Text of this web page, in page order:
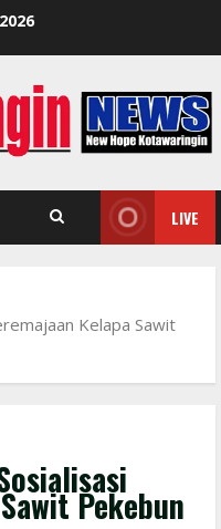
LIVE
Kelapa Sawit
Pekebun